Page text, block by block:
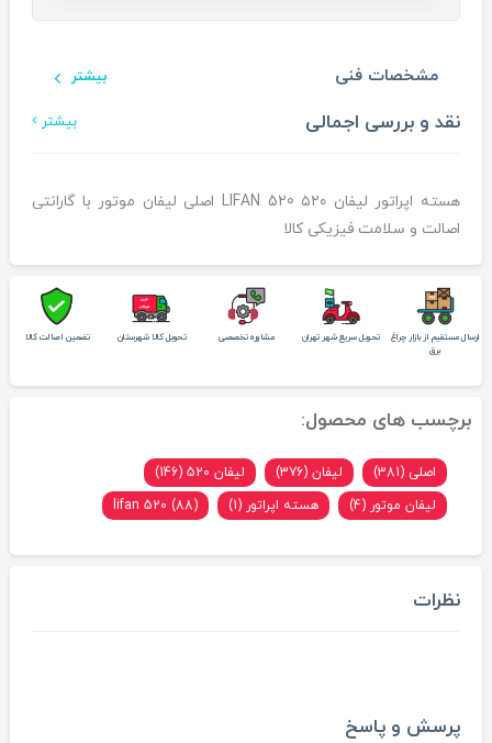
مشخصات فنی بیشتر
نقد و بررسی اجمالی بیشتر
هسته اپراتور لیفان ۵۲۰ LIFAN 520 اصلی لیفان موتور با گارانتی
اصالت و سلامت فیزیکی کالا
ارسال مستقیم از بازار چراغ
برق
تحویل سریع شهر تهران مشاوره تخصصی تحویل کالا شهرستان تضمین اصالت کالا
برچسب های محصول:
اصلی (381) لیفان (376)
لیفان 520 (146)
لیفان موتور (4)
هسته اپراتور (1) lifan 520 (88)
نظرات
پرسش و پاسخ